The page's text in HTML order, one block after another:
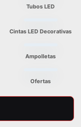
Tubos LED
Cintas LED Decorativas
Ampolletas
Ofertas